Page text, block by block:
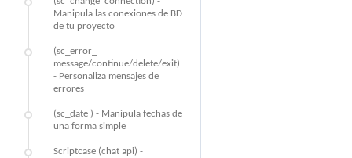
Manipula las conexiones de BD
de tu proyecto
(sc_error_
message/continue/delete/exit)
- Personaliza mensajes de
errores
(sc_date ) - Manipula fechas de
una forma simple
Scriptcase (chat api) -